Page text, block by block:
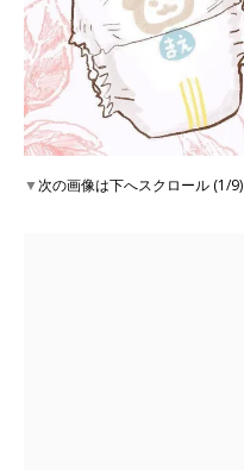
▼次の画像は下へスクロール (1/9)